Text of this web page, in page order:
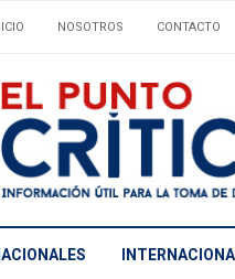
NOSOTROS CONTACTO